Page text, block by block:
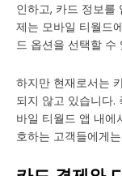
인하고, 카드 정보를
제는 모바일 티월드
드 옵션을 선택할 수
하지만 현재로서는
되지 않고 있습니다.
바일 티월드 앱 내에
호하는 고객들에게